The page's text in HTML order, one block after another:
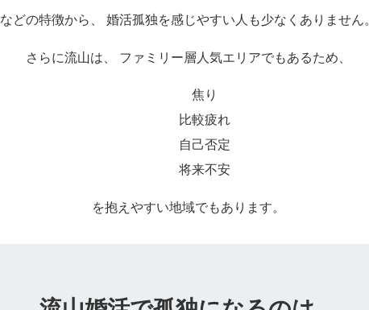
などの特徴から、 婚活孤独を感じやすい人も少なくありません
さらに流山は、 ファミリー層人気エリアでもあるため、
焦り
比較疲れ
自己否定
将来不安
を抱えやすい地域でもあります。